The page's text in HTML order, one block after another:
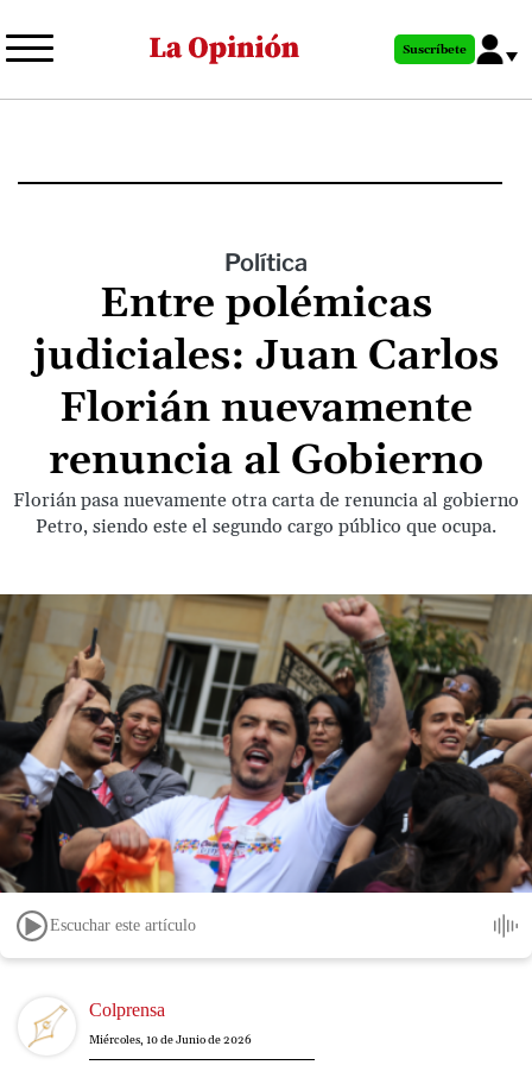
al
principal
Suscríbete
Política
Entre polémicas
judiciales: Juan Carlos
Florián nuevamente
renuncia al Gobierno
Florián pasa nuevamente otra carta de renuncia al gobierno
Petro, siendo este el segundo cargo público que ocupa.
Escuchar este artículo
Image Colprensa
Miércoles, 10 de Junio de 2026